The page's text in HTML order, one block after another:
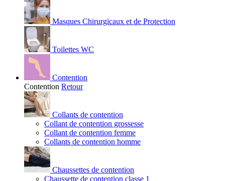
Masques Chirurgicaux et de Protection
Toilettes WC
Contention
Contention Retour
Collants de contention
Collant de contention grossesse
Collant de contention femme
Collants de contention homme
Chaussettes de contention
Chaussette de contention classe 1